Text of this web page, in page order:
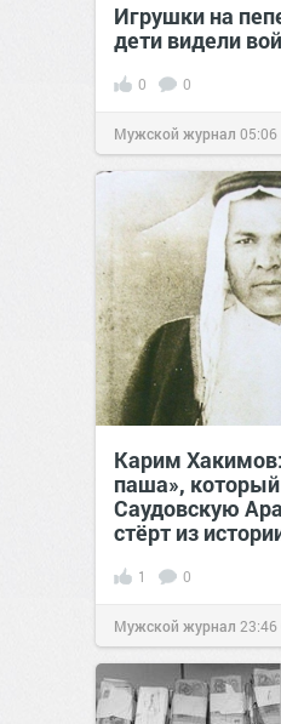
Игрушки на
дети видели
0 0
Мужской журнал 05:06
Карим
паша»,
Саудовскую
стёрт из
1 0
Мужской журнал 23:46